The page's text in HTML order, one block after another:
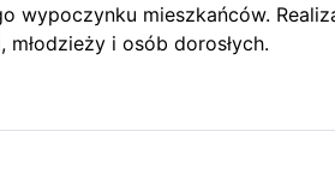
wypoczynku mieszkańców.
i osób dorosłych.